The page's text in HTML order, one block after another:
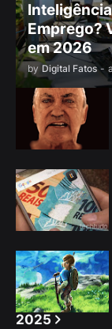
Emprego?
em 2026
by Digital Fatos -
2025